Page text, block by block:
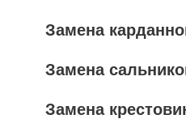
Замена
Замена
Замена